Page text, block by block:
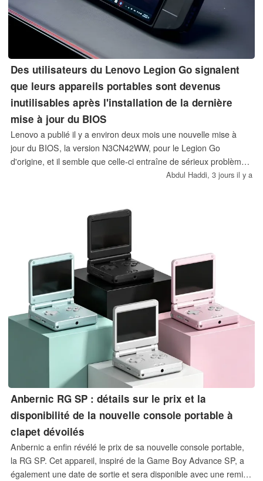
Des utilisateurs du Lenovo Legion Go signalent
que leurs appareils portables sont devenus
inutilisables après l'installation de la dernière
mise à jour du BIOS
Lenovo a publié il y a environ deux mois une nouvelle mise à
jour du BIOS, la version N3CN42WW, pour le Legion Go
d'origine, et il semble que celle-ci entraîne de sérieux problèmes
Abdul Haddi, 3 jours il y a
Anbernic RG SP : détails sur le prix et la
disponibilité de la nouvelle console portable à
clapet dévoilés
Anbernic a enfin révélé le prix de sa nouvelle console portable,
la RG SP. Cet appareil, inspiré de la Game Boy Advance SP, a
également une date de sortie et sera disponible avec une remise